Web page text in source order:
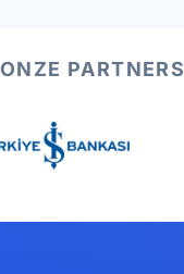
ONZE PARTNERS